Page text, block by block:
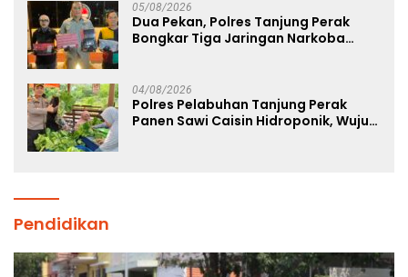
05/08/2026
Dua Pekan, Polres Tanjung Perak
Bongkar Tiga Jaringan Narkoba
04/08/2026
Polres Pelabuhan Tanjung Perak
Panen Sawi Caisin Hidroponik, Wujud
Pendidikan